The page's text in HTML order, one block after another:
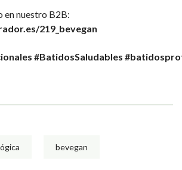
en nuestro B2B:
219_bevegan
#BatidosSaludables
bevegan